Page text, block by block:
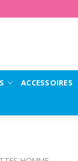
ACCESSOIRES